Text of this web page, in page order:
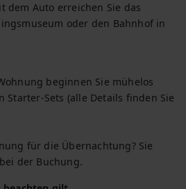
dem Auto erreichen Sie das
oder den Bahnhof in
beginnen Sie mühelos
Starter-Sets (alle Details finden Sie
für die Übernachtung? Sie
der Buchung.